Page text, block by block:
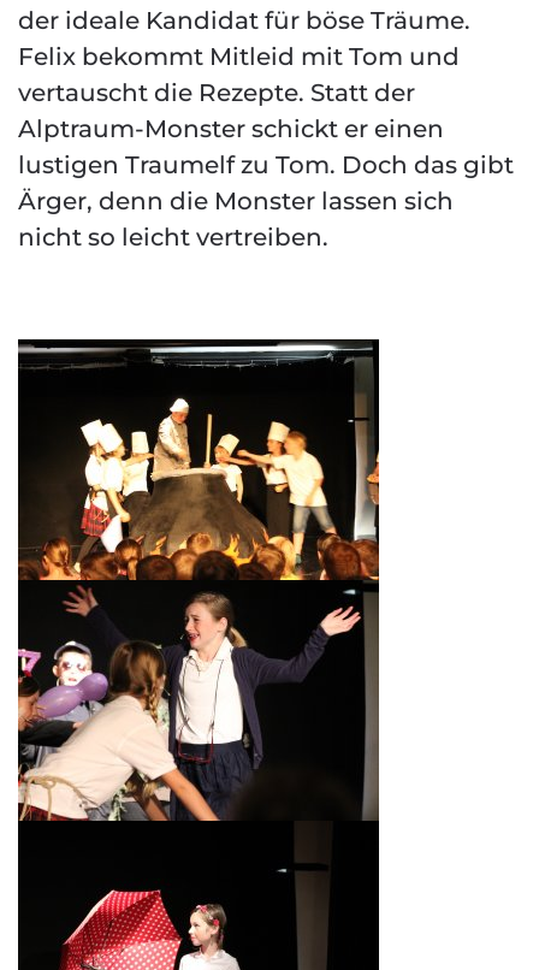
der ideale Kandidat für böse Träume.
Felix bekommt Mitleid mit Tom und
vertauscht die Rezepte. Statt der
Alptraum-Monster schickt er einen
lustigen Traumelf zu Tom. Doch das gibt
Ärger, denn die Monster lassen sich
nicht so leicht vertreiben.